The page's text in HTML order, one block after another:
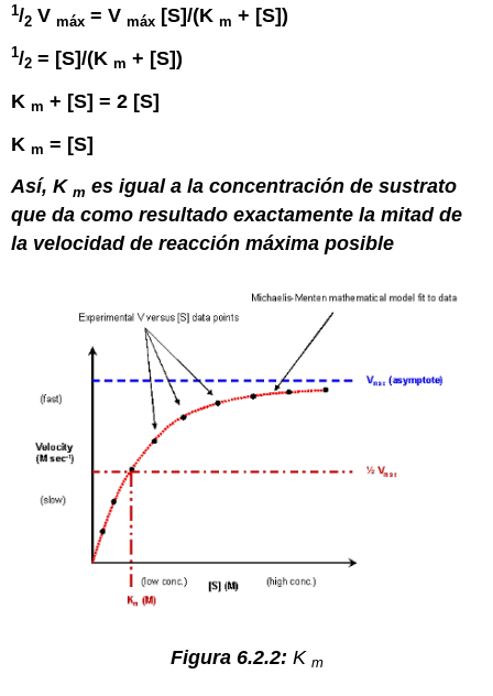
1/2 Vmáx = Vmáx [S]/(Km + [S])
1/2 = [S]/(Km + [S])
Km + [S] = 2 [S]
Km = [S]
Así, K m es igual a la concentración de sustrato
que da como resultado exactamente la mitad de
la velocidad de reacción máxima posible
Figura 6.2.2: K m